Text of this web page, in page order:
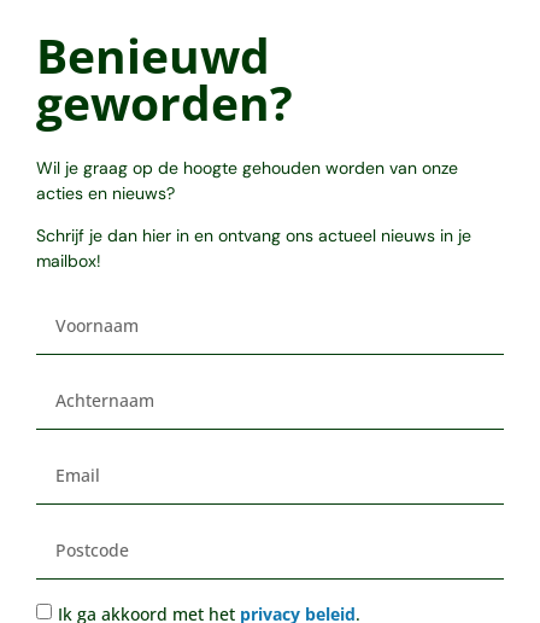
Benieuwd
geworden?
Wil je graag op de hoogte gehouden worden van onze
acties en nieuws?
Schrijf je dan hier in en ontvang ons actueel nieuws in je
mailbox!
Ik ga akkoord met het privacy beleid.